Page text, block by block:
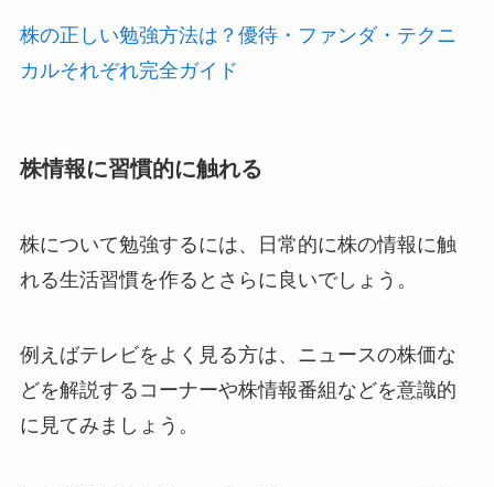
株の正しい勉強方法は？優待・ファンダ・テクニ
カルそれぞれ完全ガイド
株情報に習慣的に触れる
株について勉強するには、日常的に株の情報に触
れる生活習慣を作るとさらに良いでしょう。
例えばテレビをよく見る方は、ニュースの株価な
どを解説するコーナーや株情報番組などを意識的
に見てみましょう。